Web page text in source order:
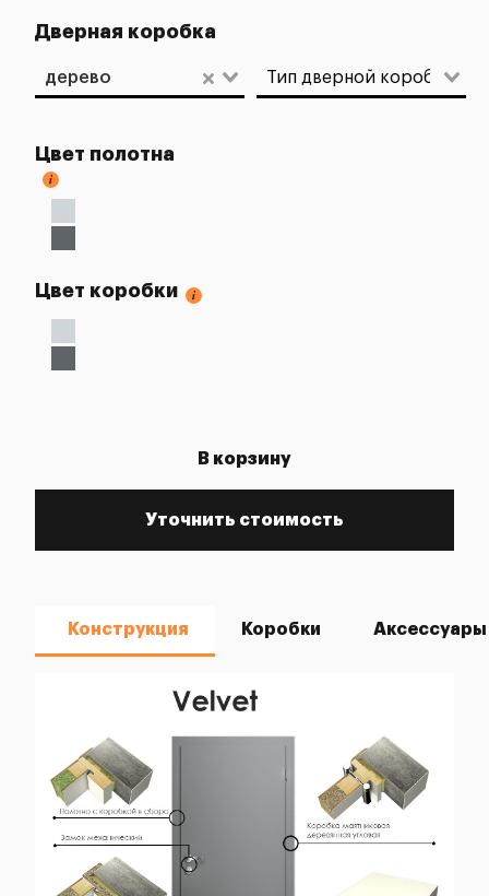
Дверная коробка
дерево
Цвет полотна
Цвет коробки
В корзину
Уточнить стоимость
Конструкция Коробки Аксессуары